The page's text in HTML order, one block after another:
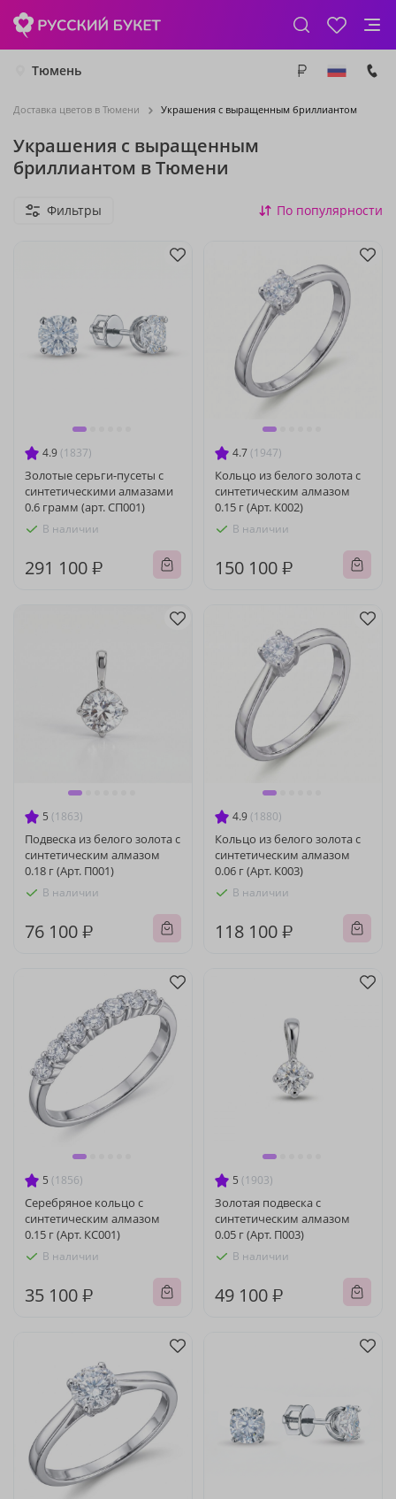
Тюмень
Доставка цветов в Тюмени Украшения с выращенным бриллиантом
Украшения с выращенным
бриллиантом в Тюмени
Фильтры По популярности
4.9 (1837)
Золотые серьги-пусеты с
синтетическими алмазами
0.6 грамм (арт. СП001)
В наличии
291 100 ₽
4.7 (1947)
Кольцо из белого золота с
синтетическим алмазом
0.15 г (Арт. К002)
В наличии
150 100 ₽
5 (1863)
Подвеска из белого золота с
синтетическим алмазом
0.18 г (Арт. П001)
В наличии
76 100 ₽
4.9 (1880)
Кольцо из белого золота с
синтетическим алмазом
0.06 г (Арт. К003)
В наличии
118 100 ₽
5 (1856)
Серебряное кольцо с
синтетическим алмазом
0.15 г (Арт. КС001)
В наличии
35 100 ₽
5 (1903)
Золотая подвеска с
синтетическим алмазом
0.05 г (Арт. П003)
В наличии
49 100 ₽